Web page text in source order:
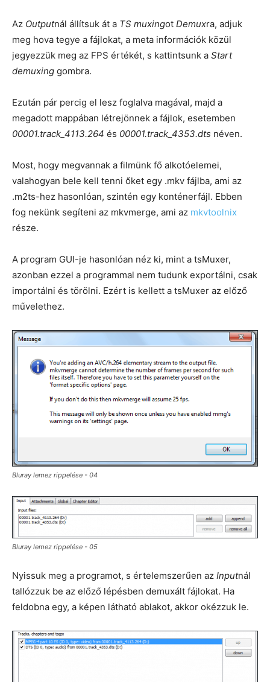
Az Outputnál állítsuk át a TS muxingot Demuxra, adjuk
meg hova tegye a fájlokat, a meta információk közül
jegyezzük meg az FPS értékét, s kattintsunk a Start
demuxing gombra.
Ezután pár percig el lesz foglalva magával, majd a
megadott mappában létrejönnek a fájlok, esetemben
00001.track_4113.264 és 00001.track_4353.dts néven.
Most, hogy megvannak a filmünk fő alkotóelemei,
valahogyan bele kell tenni őket egy .mkv fájlba, ami az
.m2ts-hez hasonlóan, szintén egy konténerfájl. Ebben
fog nekünk segíteni az mkvmerge, ami az mkvtoolnix
része.
A program GUI-je hasonlóan néz ki, mint a tsMuxer,
azonban ezzel a programmal nem tudunk exportálni, csak
importálni és törölni. Ezért is kellett a tsMuxer az előző
művelethez.
Bluray lemez rippelése - 04
Bluray lemez rippelése - 05
Nyissuk meg a programot, s értelemszerűen az Inputnál
tallózzuk be az előző lépésben demuxált fájlokat. Ha
feldobna egy, a képen látható ablakot, akkor okézzuk le.